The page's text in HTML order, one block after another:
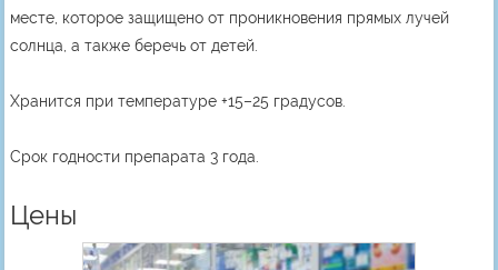
месте, которое защищено от проникновения прямых лучей
солнца, а также беречь от детей.
Хранится при температуре +15–25 градусов.
Срок годности препарата 3 года.
Цены